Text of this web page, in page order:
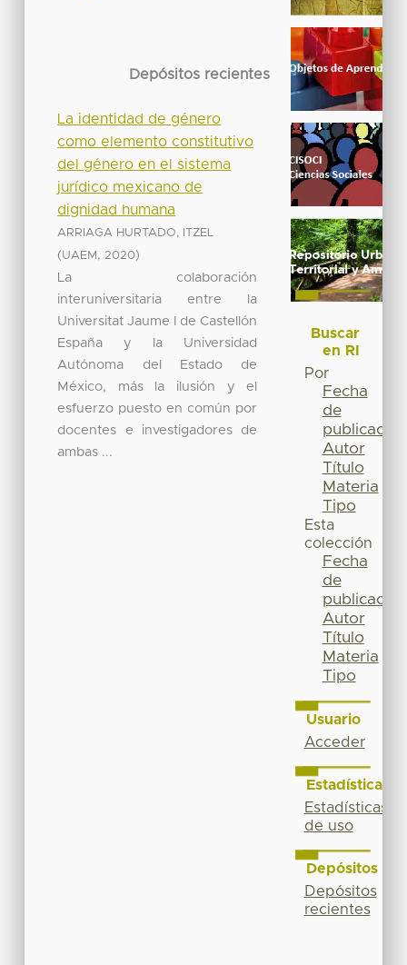
Depósitos recientes
La identidad de género
como elemento constitutivo
del género en el sistema
jurídico mexicano de
dignidad humana
ARRIAGA HURTADO, ITZEL
(UAEM , 2020)
La colaboración
interuniversitaria entre la
Universitat Jaume I de Castellón
España y la Universidad
Autónoma del Estado de
México, más la ilusión y el
esfuerzo puesto en común por
docentes e investigadores de
ambas ...
Buscar
en RI
Por
Fecha
de
publicación
Autor
Título
Materia
Tipo
Esta
colección
Fecha
de
publicación
Autor
Título
Materia
Tipo
Usuario
Acceder
Estadísticas
Estadísticas
de uso
Depósitos
Depósitos
recientes